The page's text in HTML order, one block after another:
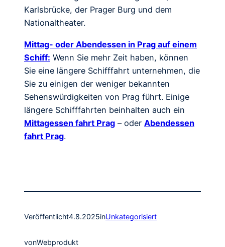
Karlsbrücke, der Prager Burg und dem
Nationaltheater.
Mittag- oder Abendessen in Prag auf einem
Schiff: Wenn Sie mehr Zeit haben, können
Sie eine längere Schifffahrt unternehmen, die
Sie zu einigen der weniger bekannten
Sehenswürdigkeiten von Prag führt. Einige
längere Schifffahrten beinhalten auch ein
Mittagessen fahrt Prag – oder Abendessen
fahrt Prag.
Veröffentlicht4.8.2025inUnkategorisiert
vonWebprodukt